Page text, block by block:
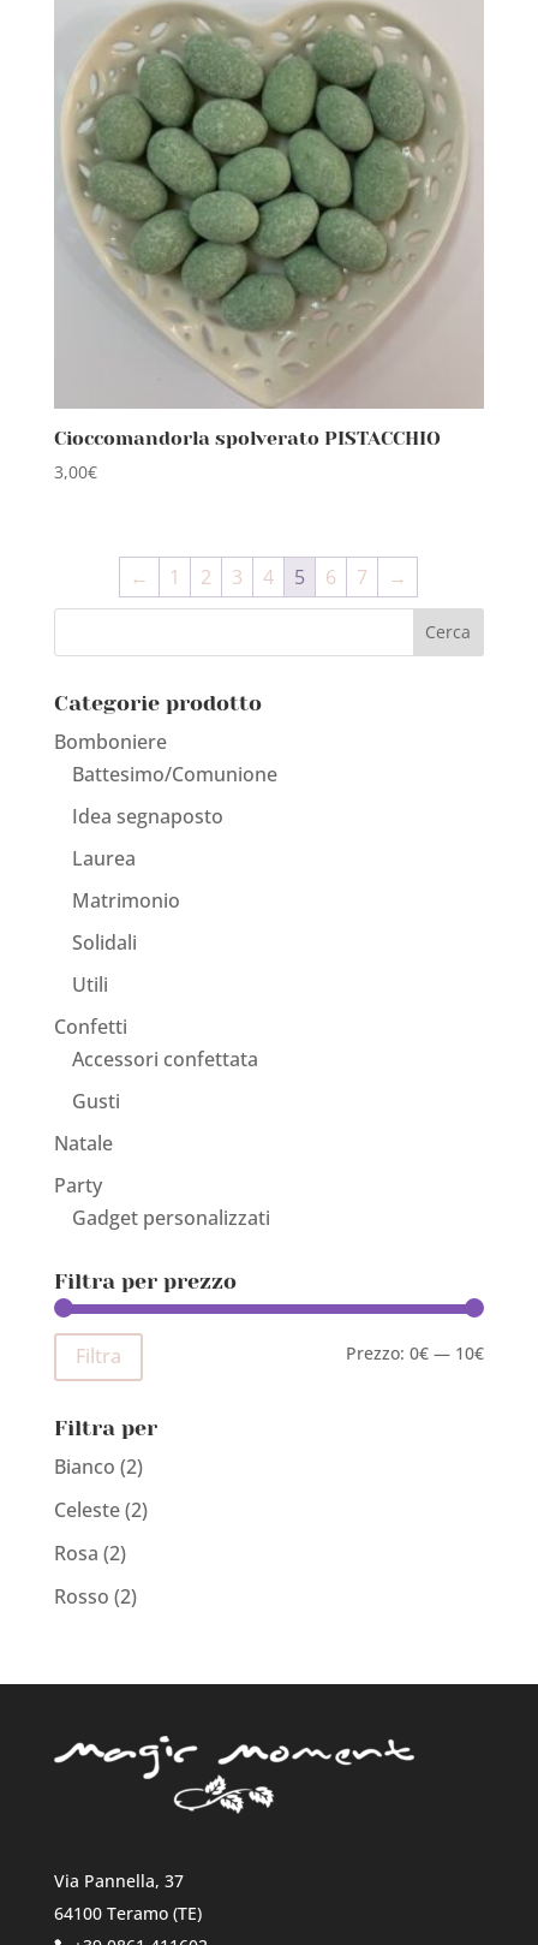
Cioccomandorla spolverato PISTACCHIO
3,00€
← 1 2 3 4 5 6 7 →
Categorie prodotto
Bomboniere
Battesimo/Comunione
Idea segnaposto
Laurea
Matrimonio
Solidali
Utili
Confetti
Accessori confettata
Gusti
Natale
Party
Gadget personalizzati
Filtra per prezzo
Prezzo
Prezzo
Filtra Prezzo:0€ — 10€
Filtra per
Bianco (2)
Celeste(2)
Rosa (2)
Rosso (2)
Via Pannella, 37
64100 Teramo (TE)